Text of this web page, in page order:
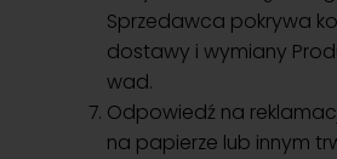
Sprzedawca pokrywa
dostawy i wymiany
wad.
Odpowiedź na
na papierze lub innym